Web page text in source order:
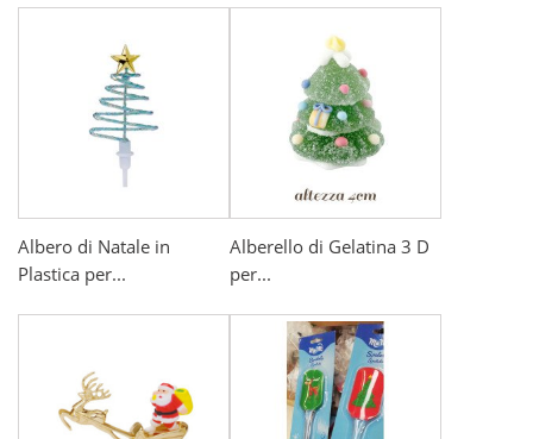
Albero di Natale in
Plastica per...
Alberello di Gelatina 3 D
per...